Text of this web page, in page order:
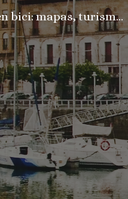
Planea tu ruta en bici: mapas, turismo, fotos, camper, el tiempo...